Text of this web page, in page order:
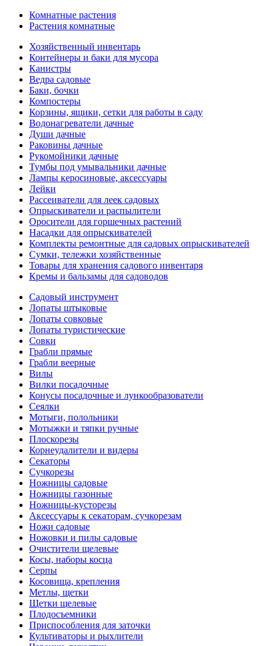
Комнатные растения
Растения комнатные
Хозяйственный инвентарь
Контейнеры и баки для мусора
Канистры
Ведра садовые
Баки, бочки
Компостеры
Корзины, ящики, сетки для работы в саду
Водонагреватели дачные
Души дачные
Раковины дачные
Рукомойники дачные
Тумбы под умывальники дачные
Лампы керосиновые, аксессуары
Лейки
Рассеиватели для леек садовых
Опрыскиватели и распылители
Оросители для горшечных растений
Насадки для опрыскивателей
Комплекты ремонтные для садовых опрыскивателей
Сумки, тележки хозяйственные
Товары для хранения садового инвентаря
Кремы и бальзамы для садоводов
Садовый инструмент
Лопаты штыковые
Лопаты совковые
Лопаты туристические
Совки
Грабли прямые
Грабли веерные
Вилы
Вилки посадочные
Конусы посадочные и лункообразователи
Сеялки
Мотыги, полольники
Мотыжки и тяпки ручные
Плоскорезы
Корнеудалители и видеры
Секаторы
Сучкорезы
Ножницы садовые
Ножницы газонные
Ножницы-кусторезы
Аксессуары к секаторам, сучкорезам
Ножи садовые
Ножовки и пилы садовые
Очистители щелевые
Косы, наборы косца
Серпы
Косовища, крепления
Метлы, щетки
Щетки щелевые
Плодосъемники
Приспособления для заточки
Культиваторы и рыхлители